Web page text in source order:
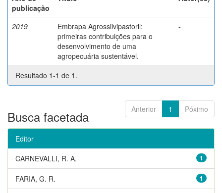
publicação
2019
Embrapa Agrossilvipastoril:
primeiras contribuições para o
desenvolvimento de uma
agropecuária sustentável.
-
Resultado 1-1 de 1.
Anterior 1 Póximo
Busca facetada
Editor
1
CARNEVALLI, R. A.
1
FARIA, G. R.